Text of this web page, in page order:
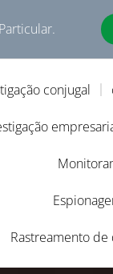
conjugal
Rastreamento